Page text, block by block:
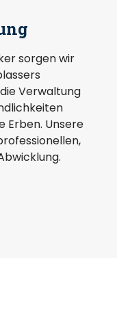
sorgen wir
Verwaltung
Erben. Unsere